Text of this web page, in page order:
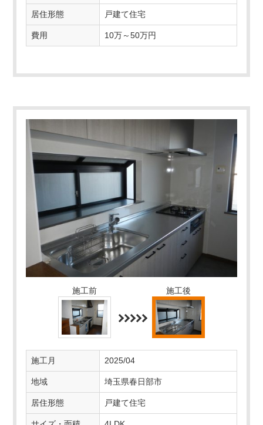
居住形態 戸建て住宅
費用 10万～50万円
施工前 施工後
施工月 2025/04
地域 埼玉県春日部市
居住形態 戸建て住宅